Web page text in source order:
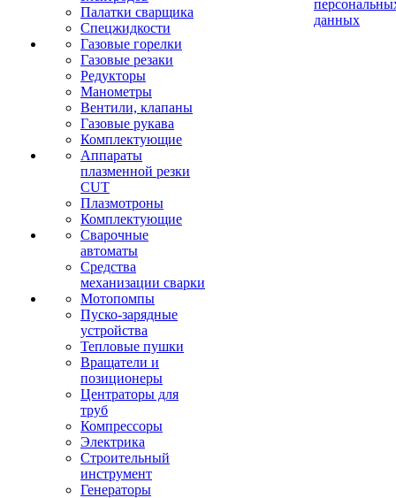
Палатки сварщика
Спецжидкости
Газовые горелки
Газовые резаки
Редукторы
Манометры
Вентили, клапаны
Газовые рукава
Комплектующие
Аппараты
плазменной резки
CUT
Плазмотроны
Комплектующие
Сварочные
автоматы
Средства
механизации сварки
Мотопомпы
Пуско-зарядные
устройства
Тепловые пушки
Вращатели и
позиционеры
Центраторы для
труб
Компрессоры
Электрика
Строительный
инструмент
Генераторы
данных